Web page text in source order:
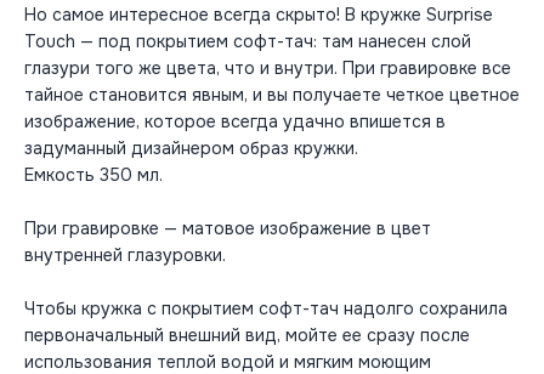
Но самое интересное всегда скрыто! В кружке Surprise
Touch — под покрытием софт-тач: там нанесен слой
глазури того же цвета, что и внутри. При гравировке все
тайное становится явным, и вы получаете четкое цветное
изображение, которое всегда удачно впишется в
задуманный дизайнером образ кружки.
Емкость 350 мл.
При гравировке — матовое изображение в цвет
внутренней глазуровки.
Чтобы кружка с покрытием софт-тач надолго сохранила
первоначальный внешний вид, мойте ее сразу после
использования теплой водой и мягким моющим